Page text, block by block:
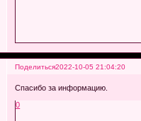
Поделиться2022-10-05 21:04:20
Спасибо за информацию.
0